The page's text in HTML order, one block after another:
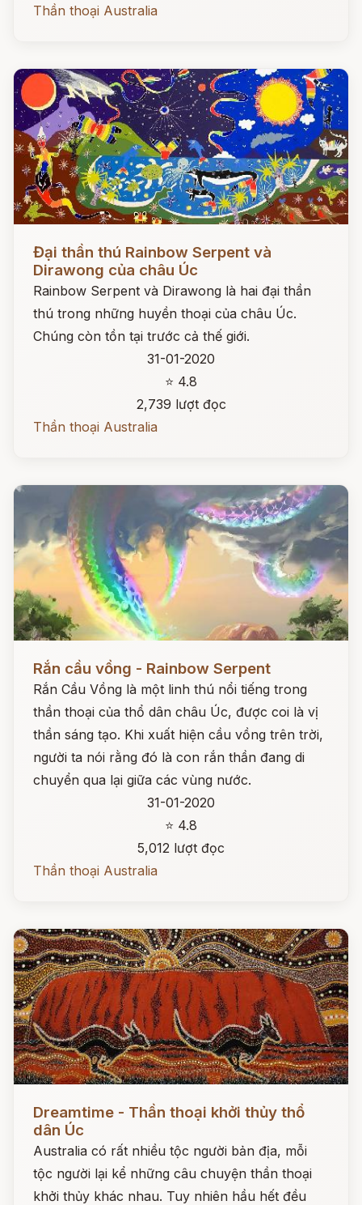
Thần thoại Australia
Đại thần thú Rainbow Serpent và
Dirawong của châu Úc
Rainbow Serpent và Dirawong là hai đại thần
thú trong những huyền thoại của châu Úc.
Chúng còn tồn tại trước cả thế giới.
31-01-2020
⭐ 4.8
2,739 lượt đọc
Thần thoại Australia
Đọc ngay
Rắn cầu vồng - Rainbow Serpent
Rắn Cầu Vồng là một linh thú nổi tiếng trong
thần thoại của thổ dân châu Úc, được coi là vị
thần sáng tạo. Khi xuất hiện cầu vồng trên trời,
người ta nói rằng đó là con rắn thần đang di
chuyển qua lại giữa các vùng nước.
31-01-2020
⭐ 4.8
5,012 lượt đọc
Thần thoại Australia
Dreamtime - Thần thoại khởi thủy thổ
dân Úc
Australia có rất nhiều tộc người bản địa, mỗi
tộc người lại kể những câu chuyện thần thoại
khởi thủy khác nhau. Tuy nhiên hầu hết đều